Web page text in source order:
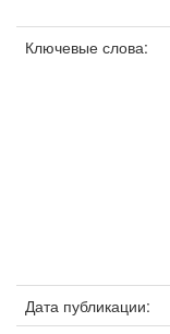
Ключевые слова:
Дата публикации: